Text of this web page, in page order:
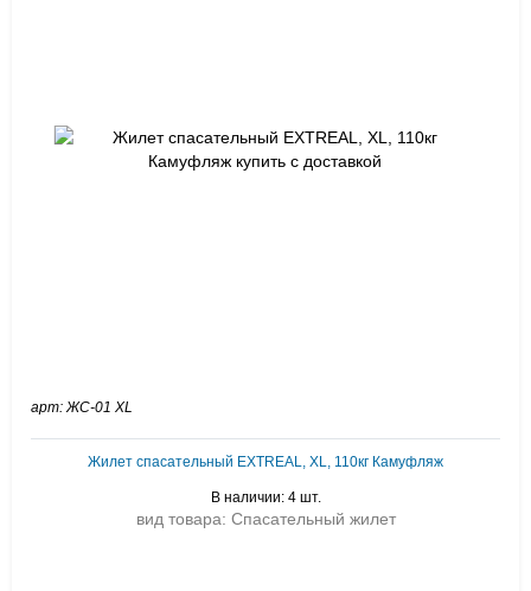
арт: ЖС-01 ХL
Жилет спасательный EXTREAL, ХL, 110кг Камуфляж
В наличии: 4 шт.
вид товара: Спасательный жилет